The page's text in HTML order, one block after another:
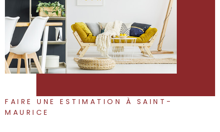
FAIRE UNE ESTIMATION À SAINT-
MAURICE